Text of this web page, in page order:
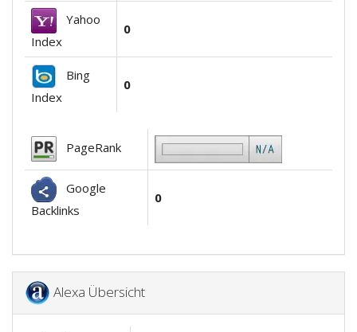
Yahoo
Index
0
Bing
Index
0
PageRank
Google
Backlinks
0
Alexa Übersicht